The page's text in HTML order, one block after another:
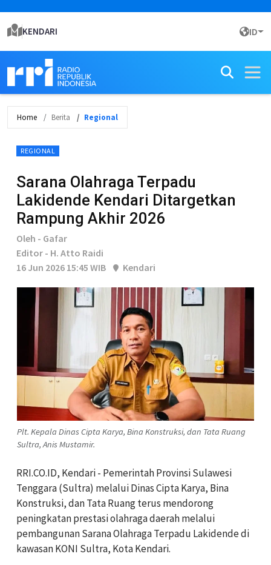
KENDARI ID
Home Berita Regional
REGIONAL
Sarana Olahraga Terpadu
Lakidende Kendari Ditargetkan
Rampung Akhir 2026
Oleh - Gafar
Editor - H. Atto Raidi
16 Jun 2026 15:45 WIB
Kendari
Plt. Kepala Dinas Cipta Karya, Bina Konstruksi, dan Tata Ruang
Sultra, Anis Mustamir.
RRI.CO.ID, Kendari - Pemerintah Provinsi Sulawesi
Tenggara (Sultra) melalui Dinas Cipta Karya, Bina
Konstruksi, dan Tata Ruang terus mendorong
peningkatan prestasi olahraga daerah melalui
pembangunan Sarana Olahraga Terpadu Lakidende di
kawasan KONI Sultra, Kota Kendari.